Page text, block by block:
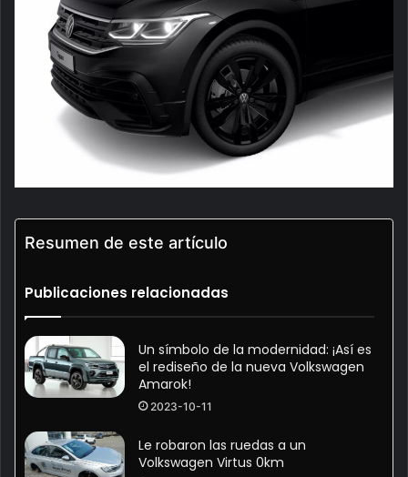
Resumen de este artículo
Publicaciones relacionadas
Un símbolo de la modernidad: ¡Así es
el rediseño de la nueva Volkswagen
Amarok!
2023-10-11
Le robaron las ruedas a un
Volkswagen Virtus 0km